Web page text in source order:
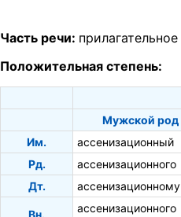
Часть речи: прилагательное
Положительная степень:
Мужской род
Им.
ассенизационный
Рд.
ассенизационного
Дт.
ассенизационному
ассенизационного